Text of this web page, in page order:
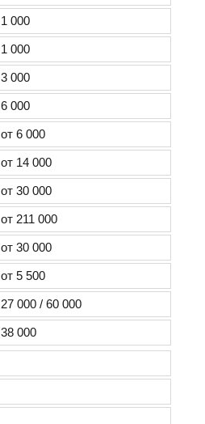
1 000
1 000
3 000
6 000
от 6 000
от 14 000
от 30 000
от 211 000
от 30 000
от 5 500
27 000 / 60 000
38 000